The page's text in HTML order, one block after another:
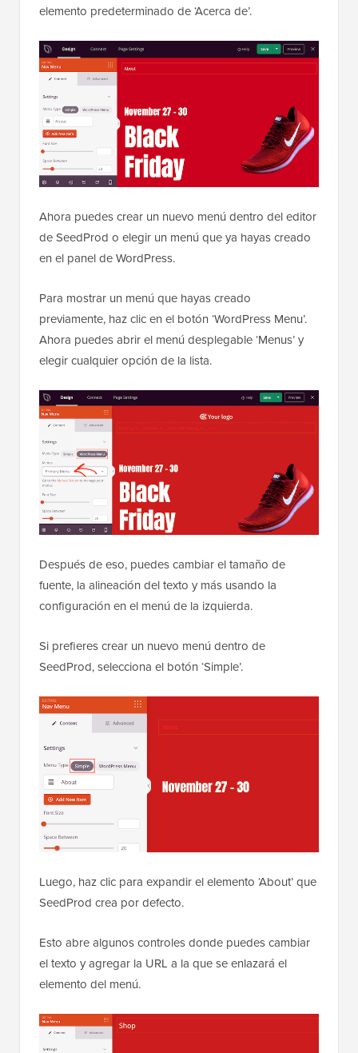
elemento predeterminado de ‘Acerca de’.
Ahora puedes crear un nuevo menú dentro del editor
de SeedProd o elegir un menú que ya hayas creado
en el panel de WordPress.
Para mostrar un menú que hayas creado
previamente, haz clic en el botón ‘WordPress Menu’.
Ahora puedes abrir el menú desplegable ‘Menus’ y
elegir cualquier opción de la lista.
Después de eso, puedes cambiar el tamaño de
fuente, la alineación del texto y más usando la
configuración en el menú de la izquierda.
Si prefieres crear un nuevo menú dentro de
SeedProd, selecciona el botón ‘Simple’.
Luego, haz clic para expandir el elemento ‘About’ que
SeedProd crea por defecto.
Esto abre algunos controles donde puedes cambiar
el texto y agregar la URL a la que se enlazará el
elemento del menú.